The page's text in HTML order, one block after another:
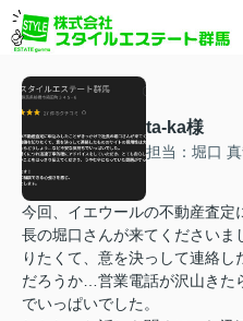
ta-ka様
担当：堀口
今回、イエウールの不動産査定
長の堀口さんが来てくださいま
りたくて、意を決っして連絡
だろうか…営業電話が沢山きた
でいっぱいでした。